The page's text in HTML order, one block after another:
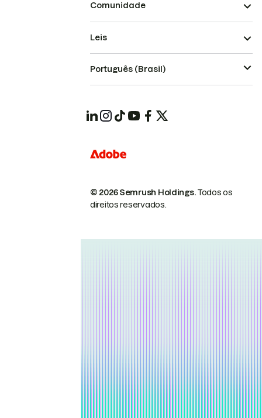
Comunidade
© 2026 Semrush Holdings.Todos os
direitos reservados.
Leis
Português (Brasil)